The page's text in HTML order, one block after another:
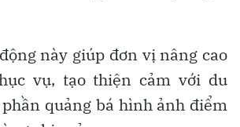
này giúp đơn vị nâng cao
vụ, tạo thiện cảm với du
quảng bá hình ảnh điểm